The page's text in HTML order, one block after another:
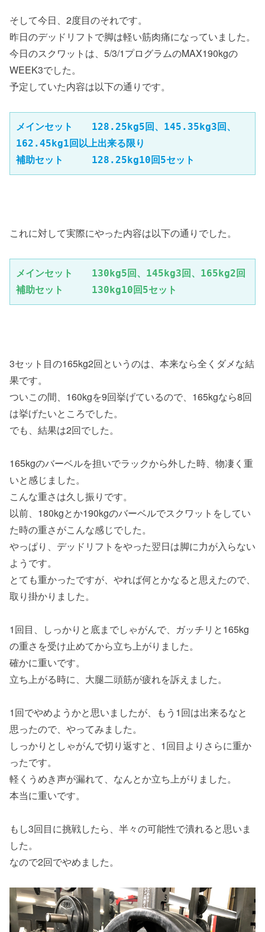
そして今日、2度目のそれです。
昨日のデッドリフトで脚は軽い筋肉痛になっていました。
今日のスクワットは、5/3/1プログラムのMAX190kgの
WEEK3でした。
予定していた内容は以下の通りです。
メインセット　　128.25kg5回、145.35kg3回、
162.45kg1回以上出来る限り
補助セット　　　128.25kg10回5セット
これに対して実際にやった内容は以下の通りでした。
メインセット　　130kg5回、145kg3回、165kg2回
補助セット　　　130kg10回5セット
3セット目の165kg2回というのは、本来なら全くダメな結
果です。
ついこの間、160kgを9回挙げているので、165kgなら8回
は挙げたいところでした。
でも、結果は2回でした。
165kgのバーベルを担いでラックから外した時、物凄く重
いと感じました。
こんな重さは久し振りです。
以前、180kgとか190kgのバーベルでスクワットをしてい
た時の重さがこんな感じでした。
やっぱり、デッドリフトをやった翌日は脚に力が入らない
ようです。
とても重かったですが、やれば何とかなると思えたので、
取り掛かりました。
1回目、しっかりと底までしゃがんで、ガッチリと165kg
の重さを受け止めてから立ち上がりました。
確かに重いです。
立ち上がる時に、大腿二頭筋が疲れを訴えました。
1回でやめようかと思いましたが、もう1回は出来るなと
思ったので、やってみました。
しっかりとしゃがんで切り返すと、1回目よりさらに重か
ったです。
軽くうめき声が漏れて、なんとか立ち上がりました。
本当に重いです。
もし3回目に挑戦したら、半々の可能性で潰れると思いま
した。
なので2回でやめました。